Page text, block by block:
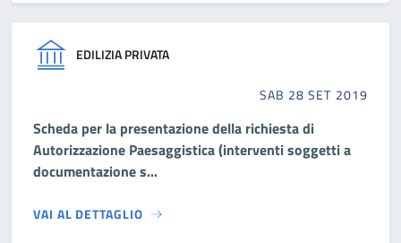
EDILIZIA PRIVATA
SAB 28 SET 2019
Scheda per la presentazione della richiesta di
Autorizzazione Paesaggistica (interventi soggetti a
documentazione s...
VAI AL DETTAGLIO